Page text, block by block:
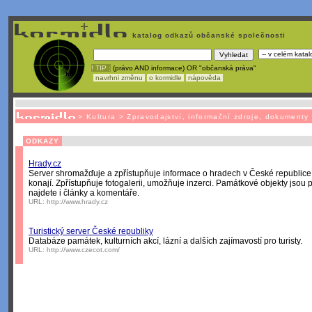
katalog odkazů občanské společnosti
! TIP : (právo AND informace) OR "občanská práva"
navrhni změnu
o kormidle nápověda
> Kultura >Zpravodajství, informační zdroje, dokumenty
ODKAZY
Hrady.cz
Server shromažďuje a zpřístupňuje informace o hradech v České
konají. Zpřístupňuje fotogalerii, umožňuje inzerci. Památkové objekty jsou
najdete i články a komentáře.
URL: http://www.hrady.cz
Turistický server České republiky
Databáze památek, kulturních akcí, lázní a dalších zajímavostí pro turisty.
URL: http://www.czecot.com/